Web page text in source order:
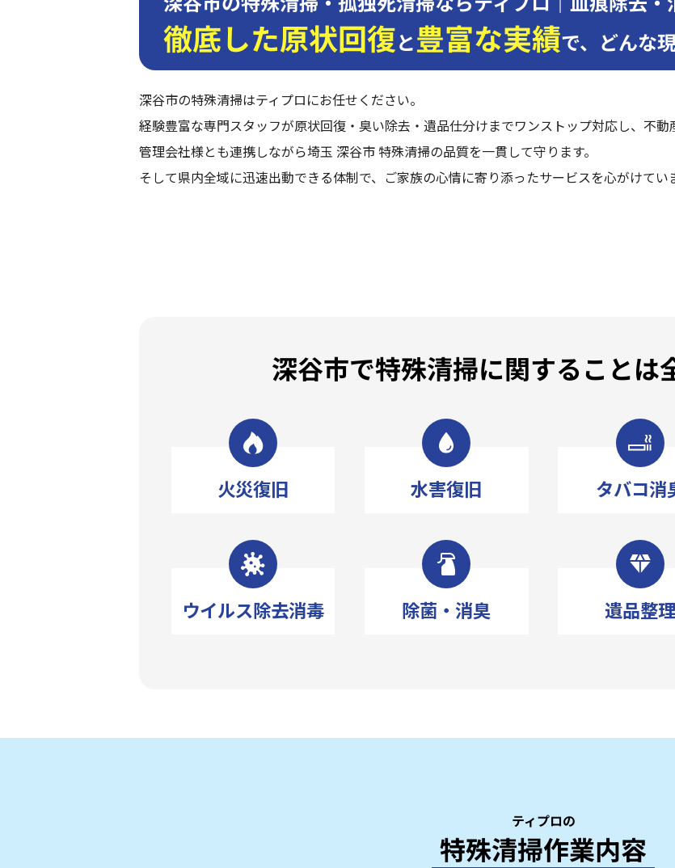
徹底した原状回復と豊富な実績で、 どんな
深谷市の特殊清掃はティプロにお任せください。
経験豊富な専門スタッフが原状回復・臭い除去・遺品仕分けまでワンストップ対応し、不動
管理会社様とも連携しながら埼玉 深谷市 特殊清掃の品質を一貫して守ります。
そして県内全域に迅速出動できる体制で、ご家族の心情に寄り添ったサービスを心がけてい
深谷市で特殊清掃に関することは
火災復旧 水害復旧 タバコ消
ウイルス除去消毒 除菌・消臭 遺品整理
ティプロの
特殊清掃作業内容